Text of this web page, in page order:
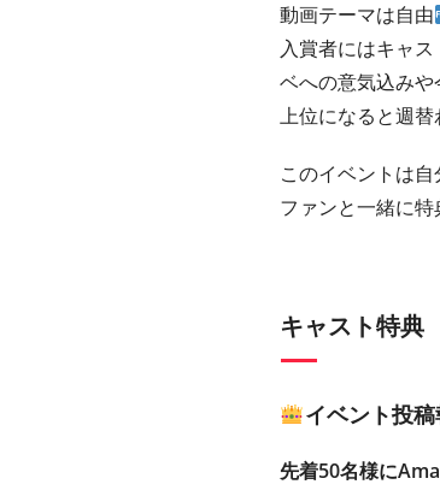
動画テーマは自由
入賞者にはキャ
ベへの意気込み
上位になると週替
このイベントは
ファンと一緒に特
キャスト特典
イベント投
先着50名様に